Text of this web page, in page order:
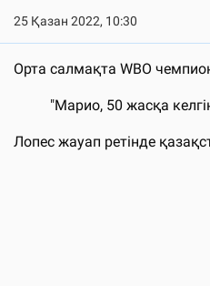
25 Қазан 2022, 10:30
Орта салмақта WBO
"Марио, 50 жасқа
Лопес жауап ретінде